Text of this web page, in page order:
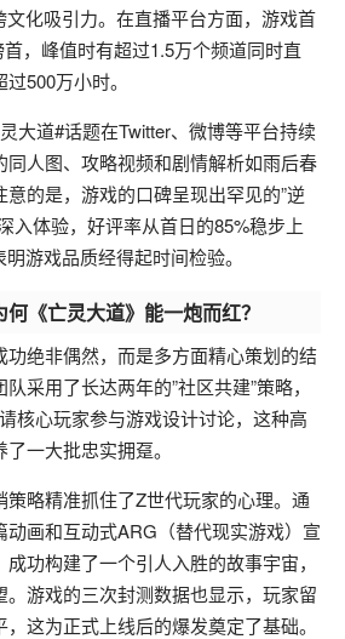
化吸引力。在直播平台方面，游戏首
，峰值时有超过1.5万个频道同时直
500万小时。
大道#话题在Twitter、微博等平台持续
同人图、攻略视频和剧情解析如雨后春
的是，游戏的口碑呈现出罕见的”逆
体验，好评率从首日的85%稳步上
游戏品质经得起时间检验。
《亡灵大道》能一炮而红？
功绝非偶然，而是多方面精心策划的结
采用了长达两年的”社区共建”策略，
核心玩家参与游戏设计讨论，这种高
一大批忠实拥趸。
策略精准抓住了Z世代玩家的心理。通
画和互动式ARG（替代现实游戏）宣
功构建了一个引人入胜的故事宇宙，
游戏的三次封测数据也显示，玩家留
这为正式上线后的爆发奠定了基础。